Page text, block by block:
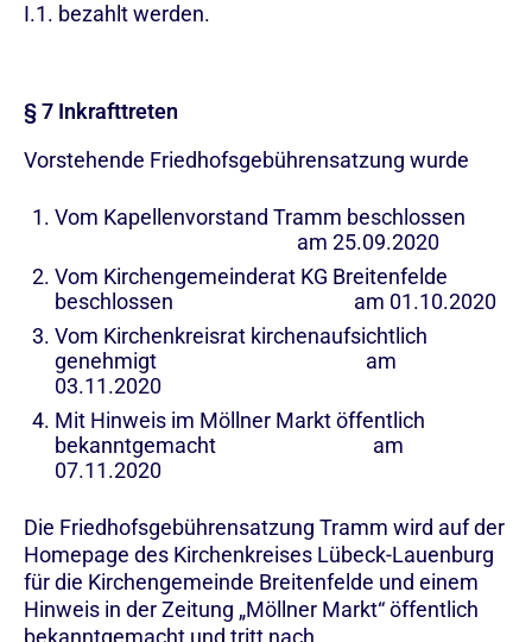
I.1. bezahlt werden.
§ 7 Inkrafttreten
Vorstehende Friedhofsgebührensatzung wurde
Vom Kapellenvorstand Tramm beschlossen
am 25.09.2020
Vom Kirchengemeinderat KG Breitenfelde
beschlossen am 01.10.2020
Vom Kirchenkreisrat kirchenaufsichtlich
genehmigt am
03.11.2020
Mit Hinweis im Möllner Markt öffentlich
bekanntgemacht am
07.11.2020
Die Friedhofsgebührensatzung Tramm wird auf der
Homepage des Kirchenkreises Lübeck-Lauenburg
für die Kirchengemeinde Breitenfelde und einem
Hinweis in der Zeitung „Möllner Markt“ öffentlich
bekanntgemacht und tritt nach